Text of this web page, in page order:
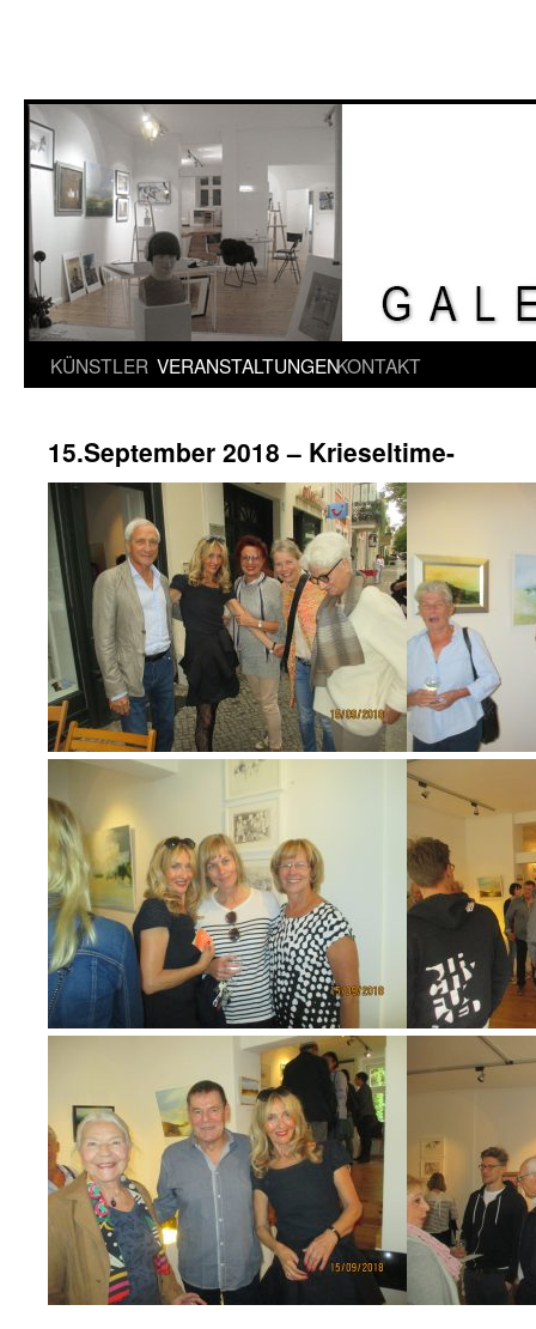
Springe
Inhalt
KÜNSTLER VERANSTALTUNGENKONTAKT
15.September 2018 – Krieseltime-